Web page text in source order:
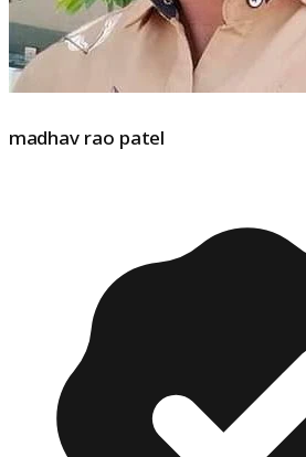
madhav rao patel